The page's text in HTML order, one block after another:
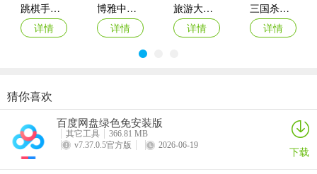
调整和修复
1、孙尚香传说皮肤技能调整；
3、荣耀会员新增权限：行军令最大上限提升至4000；
4、修复新手任务获得SR碎片重复转化问题；
5、武将试用调整为重复武将试用时重置试用奖励；
跳棋手游苹果版
详情
博雅中国象棋苹果版
详情
旅游大亨苹果版
详情
三国杀移动版苹果版
详情
天天象棋ipad版
详情
腾讯围棋苹果手机版
详情
欢乐斗地主苹果版
涂鸦恶魔苹果版
猜你喜欢
百度网盘绿色免安装版
其它工具
366.81 MB
v7.37.0.5官方版
2026-06-19 下载